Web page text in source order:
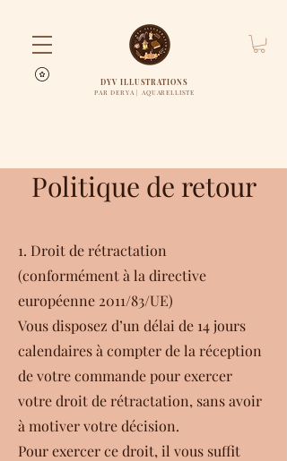
DYV ILLUSTRATIONS
PAR DERYA | AQUARELLISTE
Politique de retour
1. Droit de rétractation
(conformément à la directive
européenne 2011/83/UE)
Vous disposez d’un délai de 14 jours
calendaires à compter de la réception
de votre commande pour exercer
votre droit de rétractation, sans avoir
à motiver votre décision.
Pour exercer ce droit, il vous suffit